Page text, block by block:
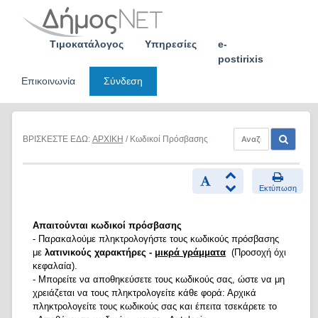
Τιμοκατάλογος Υπηρεσίες
e-
postirixis
Επικοινωνία
Σύνδεση
ΒΡΙΣΚΕΣΤΕ ΕΔΩ: ΑΡΧΙΚΗ / Κωδικοί Πρόσβασης
Εκτύπωση
Απαιτούνται κωδικοί πρόσβασης
- Παρακαλούμε πληκτρολογήστε τους κωδικούς πρόσβασης
με λατινικούς χαρακτήρες - μικρά γράμματα (Προσοχή όχι
κεφαλαία).
- Μπορείτε να αποθηκεύσετε τους κωδικούς σας, ώστε να μη
χρειάζεται να τους πληκτρολογείτε κάθε φορά: Αρχικά
πληκτρολογείτε τους κωδικούς σας και έπειτα τσεκάρετε το